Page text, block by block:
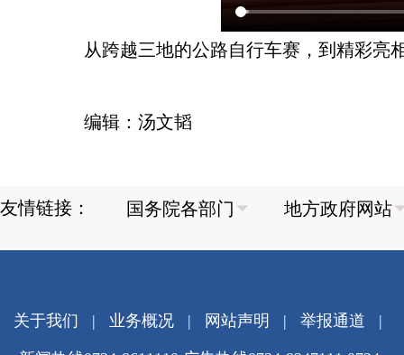
从跨越三地的公路自行车赛，到精彩亮
编辑：汤文韬
友情链接：
关于我们 | 业务概况| 网站声明 | 举报通道 |